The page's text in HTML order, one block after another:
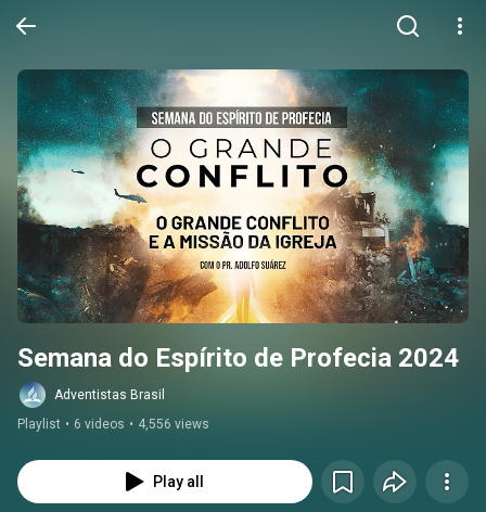
Semana do Espírito de Profecia 2024
Adventistas Brasil
Playlist • 6 videos • 4,556 views
Play all